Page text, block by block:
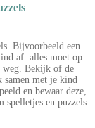
Bijvoorbeeld een
af: alles moet op
weg. Bekijk of de
met je kind
en bewaar deze,
spelletjes en puzzels